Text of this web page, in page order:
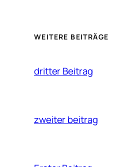
WEITERE BEITRÄGE
dritter Beitrag
zweiter beitrag